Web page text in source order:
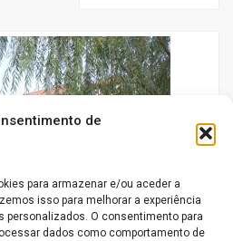
de
para armazenar e/ou aceder a
isso para melhorar a experiência
personalizados. O consentimento para
dados como comportamento de
189 7101 – 909 Estremoz